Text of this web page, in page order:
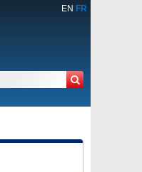
EN FR